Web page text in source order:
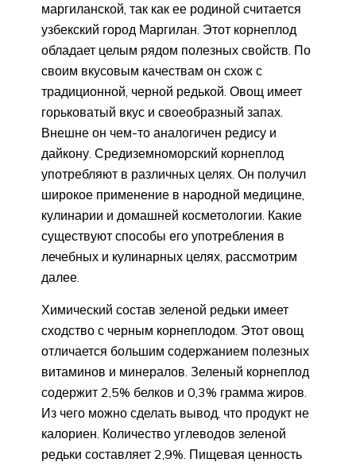
маргиланской, так как ее родиной считается
узбекский город Маргилан. Этот корнеплод
обладает целым рядом полезных свойств. По
своим вкусовым качествам он схож с
традиционной, черной редькой. Овощ имеет
горьковатый вкус и своеобразный запах.
Внешне он чем-то аналогичен редису и
дайкону. Средиземноморский корнеплод
употребляют в различных целях. Он получил
широкое применение в народной медицине,
кулинарии и домашней косметологии. Какие
существуют способы его употребления в
лечебных и кулинарных целях, рассмотрим
далее.
Химический состав зеленой редьки имеет
сходство с черным корнеплодом. Этот овощ
отличается большим содержанием полезных
витаминов и минералов. Зеленый корнеплод
содержит 2,5% белков и 0,3% грамма жиров.
Из чего можно сделать вывод, что продукт не
калориен. Количество углеводов зеленой
редьки составляет 2,9%. Пищевая ценность